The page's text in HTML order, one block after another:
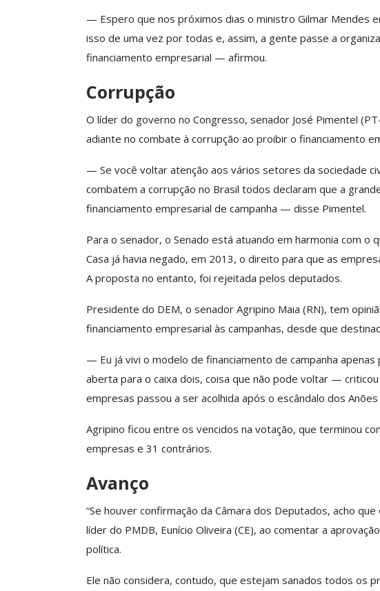
— Espero que nos próximos dias o ministro Gilmar Mendes
isso de uma vez por todas e, assim, a gente passe a
financiamento empresarial — afirmou.
Corrupção
O líder do governo no Congresso, senador José Pimentel
adiante no combate à corrupção ao proibir o financiamento
— Se você voltar atenção aos vários setores da sociedade
combatem a corrupção no Brasil todos declaram que a
financiamento empresarial de campanha — disse Pimentel.
Para o senador, o Senado está atuando em harmonia com o
Casa já havia negado, em 2013, o direito para que as
A proposta no entanto, foi rejeitada pelos deputados.
Presidente do DEM, o senador Agripino Maia (RN), tem
financiamento empresarial às campanhas, desde que
— Eu já vivi o modelo de financiamento de campanha
aberta para o caixa dois, coisa que não pode voltar —
empresas passou a ser acolhida após o escândalo dos
Agripino ficou entre os vencidos na votação, que terminou
empresas e 31 contrários.
Avanço
“Se houver confirmação da Câmara dos Deputados, acho
líder do PMDB, Eunício Oliveira (CE), ao comentar a
política.
Ele não considera, contudo, que estejam sanados todos os